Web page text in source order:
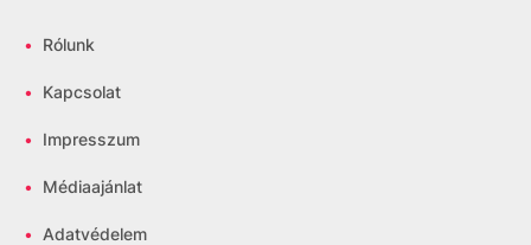
• Rólunk
• Kapcsolat
• Impresszum
• Médiaajánlat
• Adatvédelem